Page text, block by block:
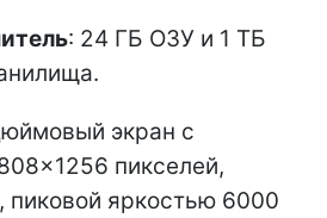
: 24 ГБ ОЗУ и 1 ТБ
экран с
пикселей,
пиковой яркостью 6000